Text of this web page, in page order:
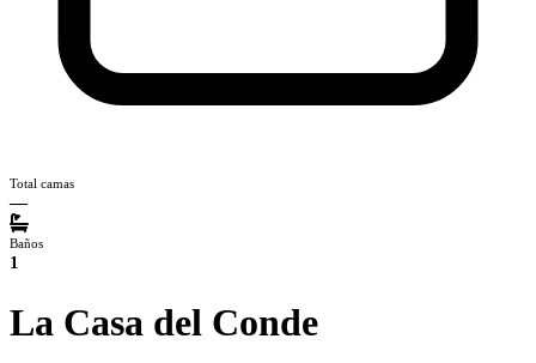
Total camas
—
Baños
1
La Casa del Conde